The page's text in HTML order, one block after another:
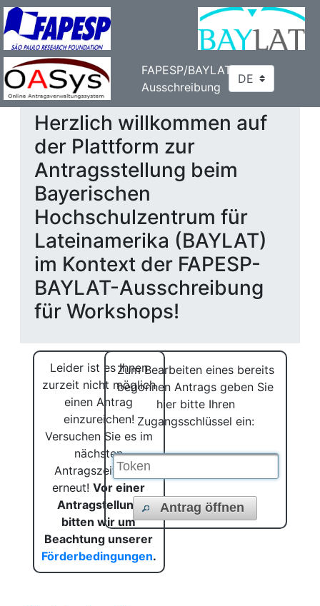
FAPESP/BAYLAT-
Ausschreibung
Herzlich willkommen auf
der Plattform zur
Antragsstellung beim
Bayerischen
Hochschulzentrum für
Lateinamerika (BAYLAT)
im Kontext der FAPESP-
BAYLAT-Ausschreibung
für Workshops!
Leider ist es Ihnen
zurzeit nicht möglich
einen Antrag
einzureichen!
Versuchen Sie es im
nächsten
Antragszeitraum
erneut!Vor einer
Antragstellung
bitten wir um
Beachtung unserer
Förderbedingungen.
Zum Bearbeiten eines bereits
begonnen Antrags geben Sie
hier bitte Ihren
Zugangsschlüssel ein:
Antrag öffnen